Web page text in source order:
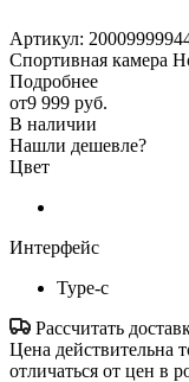
Артикул:
Спортивная камера
Подробнее
от9 999 руб.
В наличии
Нашли дешевле?
Цвет
Интерфейс
Type-c
Рассчитать
Цена действительна
отличаться от цен в